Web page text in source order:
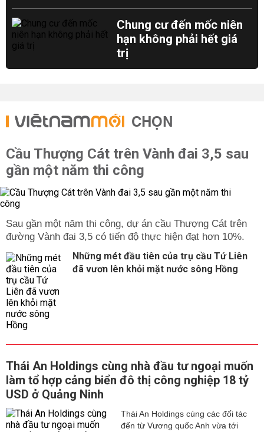
Chung cư đến mốc niên
hạn không phải hết giá
trị
CHỌN
Cầu Thượng Cát trên Vành đai 3,5 sau
gần một năm thi công
Sau gần một năm thi công, dự án cầu Thượng Cát trên
đường Vành đai 3,5 có tiến độ thực hiện đạt hơn 10%.
Những mét đầu tiên của trụ cầu Tứ Liên
đã vươn lên khỏi mặt nước sông Hồng
Thái An Holdings cùng nhà đầu tư ngoại muốn
làm tổ hợp cảng biển đô thị công nghiệp 18 tỷ
USD ở Quảng Ninh
Thái An Holdings cùng các đối tác
đến từ Vương quốc Anh vừa tới